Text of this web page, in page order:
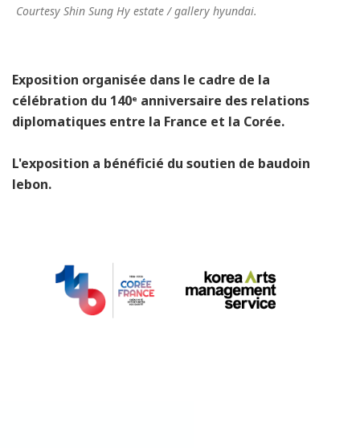
Courtesy Shin Sung Hy estate / gallery hyundai.
Exposition organisée dans le cadre de la
célébration du 140ᵉ anniversaire des relations
diplomatiques entre la France et la Corée.
L'exposition a bénéficié du soutien de baudoin
lebon.